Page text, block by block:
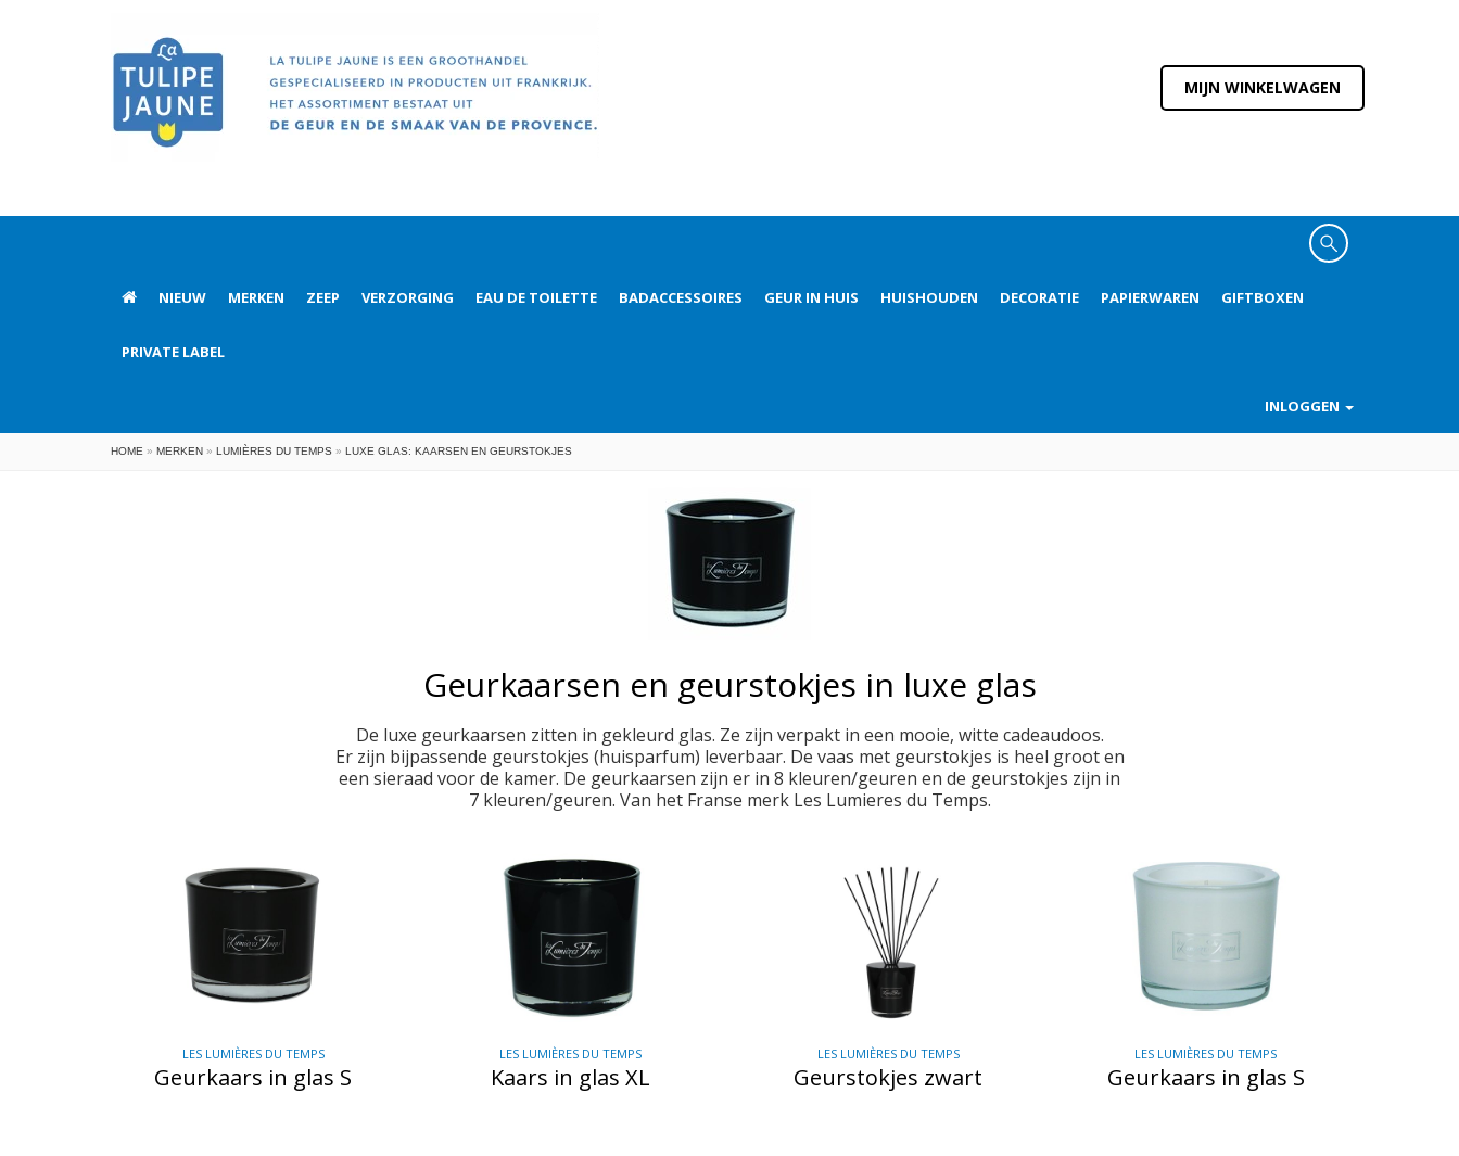
MIJN WINKELWAGEN
NIEUW MERKEN ZEEP VERZORGING EAU DE TOILETTE BADACCESSOIRES GEUR IN HUIS HUISHOUDEN DECORATIE PAPIERWAREN GIFTBOXEN
PRIVATE LABEL
INLOGGEN
HOME » MERKEN » LUMIÈRES DU TEMPS » LUXE GLAS: KAARSEN EN GEURSTOKJES
Geurkaarsen en geurstokjes in luxe glas
De luxe geurkaarsen zitten in gekleurd glas. Ze zijn verpakt in een mooie, witte cadeaudoos.
Er zijn bijpassende geurstokjes (huisparfum) leverbaar. De vaas met geurstokjes is heel groot en
een sieraad voor de kamer. De geurkaarsen zijn er in 8 kleuren/geuren en de geurstokjes zijn in
7 kleuren/geuren. Van het Franse merk Les Lumieres du Temps.
LES LUMIÈRES DU TEMPS
Geurkaars in glas S
LES LUMIÈRES DU TEMPS
Kaars in glas XL
LES LUMIÈRES DU TEMPS
Geurstokjes zwart
LES LUMIÈRES DU TEMPS
Geurkaars in glas S